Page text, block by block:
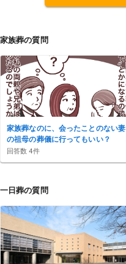
家族葬の質問
家族葬なのに、会ったことのない妻
の祖母の葬儀に行ってもいい？
回答数4件
一日葬の質問